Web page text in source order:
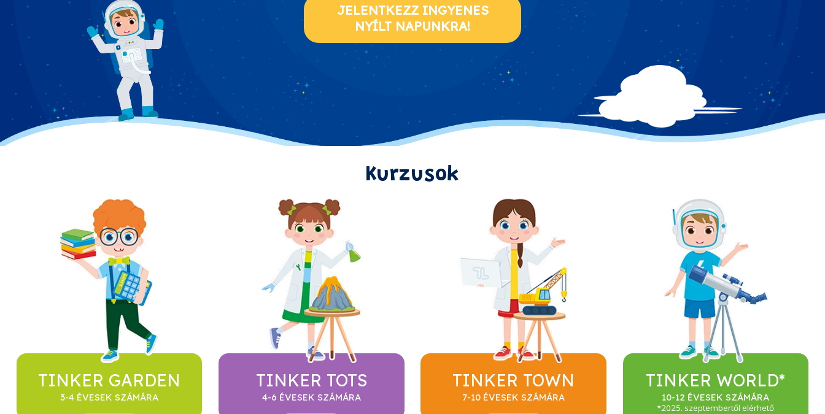
JELENTKEZZ INGYENES
NYÍLT NAPUNKRA!
Kurzusok
TINKER GARDEN
3-4 ÉVESEK SZÁMÁRA
TINKER TOTS
4-6 ÉVESEK SZÁMÁRA
TINKER TOWN
7-10 ÉVESEK SZÁMÁRA
TINKER WORLD*
10-12 ÉVESEK SZÁMÁRA
*2025. szeptembertől elérhető